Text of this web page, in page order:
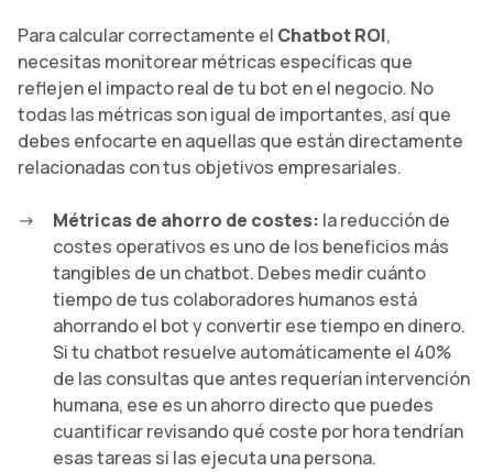
Para calcular correctamente el Chatbot ROI,
necesitas monitorear métricas específicas que
reflejen el impacto real de tu bot en el negocio. No
todas las métricas son igual de importantes, así que
debes enfocarte en aquellas que están directamente
relacionadas con tus objetivos empresariales.
Métricas de ahorro de costes: la reducción de
costes operativos es uno de los beneficios más
tangibles de un chatbot. Debes medir cuánto
tiempo de tus colaboradores humanos está
ahorrando el bot y convertir ese tiempo en dinero.
Si tu chatbot resuelve automáticamente el 40%
de las consultas que antes requerían intervención
humana, ese es un ahorro directo que puedes
cuantificar revisando qué coste por hora tendrían
esas tareas si las ejecuta una persona.